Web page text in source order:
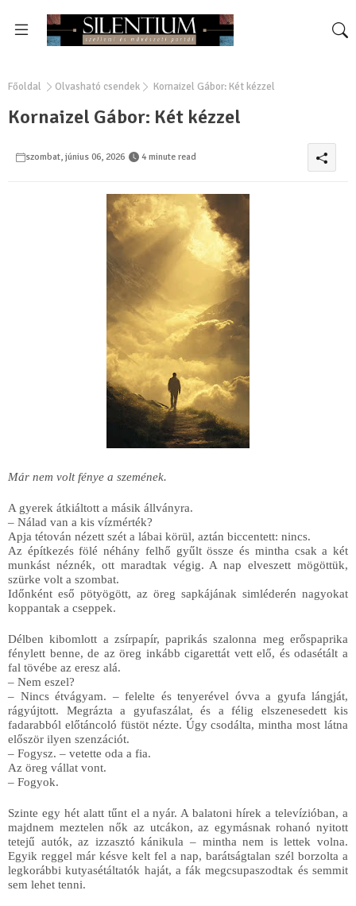
Főoldal Olvasható csendek Kornaizel Gábor: Két kézzel
Kornaizel Gábor: Két kézzel
szombat, június 06, 2026 4 minute read
Már nem volt fénye a szemének.
A gyerek átkiáltott a másik állványra.
– Nálad van a kis vízmérték?
Apja tétován nézett szét a lábai körül, aztán biccentett: nincs.
Az építkezés fölé néhány felhő gyűlt össze és mintha csak a két
munkást néznék, ott maradtak végig. A nap elveszett mögöttük,
szürke volt a szombat.
Időnként eső pötyögött, az öreg sapkájának simléderén nagyokat
koppantak a cseppek.
Délben kibomlott a zsírpapír, paprikás szalonna meg erőspaprika
fénylett benne, de az öreg inkább cigarettát vett elő, és odasétált a
fal tövébe az eresz alá.
– Nem eszel?
– Nincs étvágyam. – felelte és tenyerével óvva a gyufa lángját,
rágyújtott. Megrázta a gyufaszálat, és a félig elszenesedett kis
fadarabból előtáncoló füstöt nézte. Úgy csodálta, mintha most látna
először ilyen szenzációt.
– Fogysz. – vetette oda a fia.
Az öreg vállat vont.
– Fogyok.
Szinte egy hét alatt tűnt el a nyár. A balatoni hírek a televízióban, a
majdnem meztelen nők az utcákon, az egymásnak rohanó nyitott
tetejű autók, az izzasztó kánikula – mintha nem is lettek volna.
Egyik reggel már késve kelt fel a nap, barátságtalan szél borzolta a
legkorábbi kutyasétáltatók haját, a fák megcsupaszodtak és semmit
sem lehet tenni.